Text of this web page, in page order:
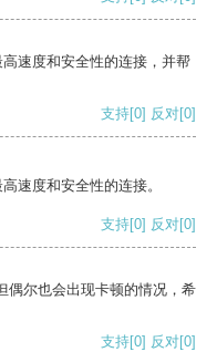
速度和安全性的连接，并帮
支持[0] 反对[0]
速度和安全性的连接。
支持[0] 反对[0]
偶尔也会出现卡顿的情况，希
支持[0] 反对[0]